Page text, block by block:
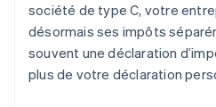
société de type C, votre
désormais ses impôts
souvent une déclaration
plus de votre déclaration